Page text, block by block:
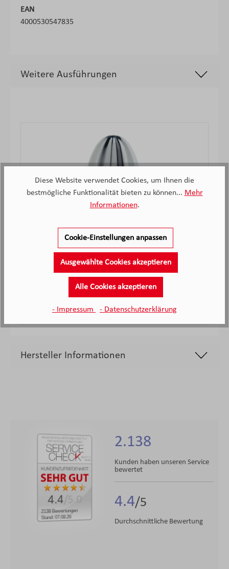
EAN
4000530547835
Weitere Ausführungen
WMF Gourmet Zitruspresse, Ø 13 cm
Nicht mehr verfügbar
Regulärer Preis:
Verkaufspreis:
43,99 €
Hersteller Informationen
2138 Bewertungen
Stand: 07.08.26
4.4/5.0
2.138
Kunden haben unseren Service
bewertet
4.4
Durchschnittliche Bewertung
Diese Website verwendet Cookies, um Ihnen die
bestmögliche Funktionalität bieten zu können... Mehr
Informationen.
Cookie-Einstellungen anpassen
Ausgewählte Cookies akzeptieren
Alle Cookies akzeptieren
- Impressum - Datenschutzerklärung